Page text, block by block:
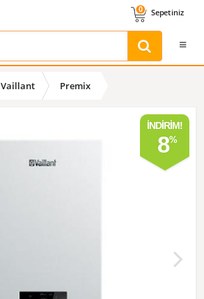
0 Sepetiniz
Vaillant Premix
İNDIRIM!
8